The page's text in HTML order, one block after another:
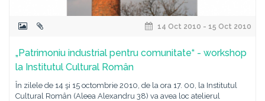
14 Oct 2010 - 15 Oct 2010
„Patrimoniu industrial pentru comunitate“ - workshop
la Institutul Cultural Român
În zilele de 14 şi 15 octombrie 2010, de la ora 17. 00, la Institutul
Cultural Român (Aleea Alexandru 38) va avea loc atelierul